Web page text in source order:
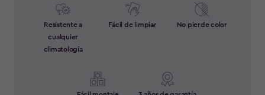
Resistente a
cualquier
climatología
Fácil de limpiar No pierde color